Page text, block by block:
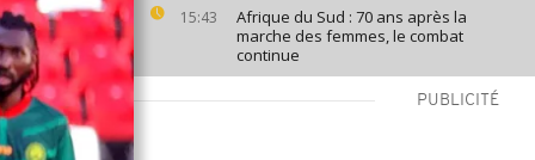
15:43
Afrique du Sud : 70 ans après la
marche des femmes, le combat
continue
PUBLICITÉ